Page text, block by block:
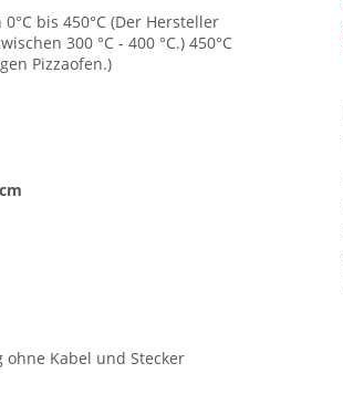
bis 450°C (Der Hersteller
300 °C - 400 °C.) 450°C
Pizzaofen.)
ohne Kabel und Stecker